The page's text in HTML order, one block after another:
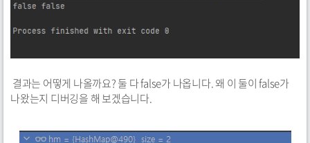
결과는 어떻게 나올까요? 둘 다 false가 나옵니다. 왜 이 둘이 false가
나왔는지 디버깅을 해 보겠습니다.